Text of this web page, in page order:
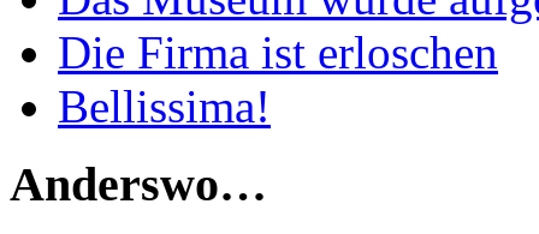
Die Firma ist erloschen
Bellissima!
Anderswo…